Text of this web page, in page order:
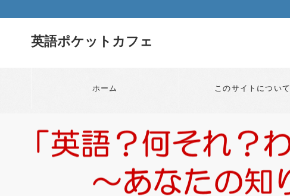
英語ポケットカフェ
ホーム このサイトについて